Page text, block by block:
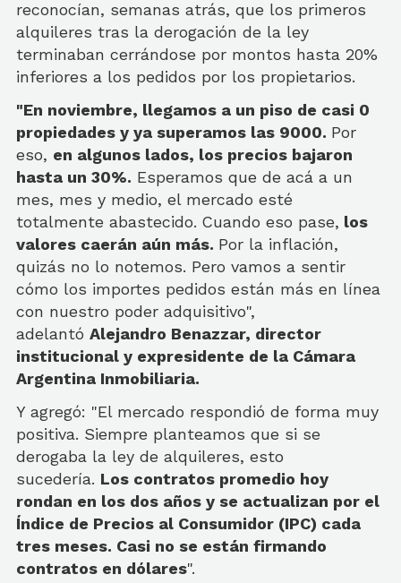
reconocían, semanas atrás, que los primeros
alquileres tras la derogación de la ley
terminaban cerrándose por montos hasta 20%
inferiores a los pedidos por los propietarios.
"En noviembre, llegamos a un piso de casi 0
propiedades y ya superamos las 9000. Por
eso, en algunos lados, los precios bajaron
hasta un 30%. Esperamos que de acá a un
mes, mes y medio, el mercado esté
totalmente abastecido. Cuando eso pase, los
valores caerán aún más. Por la inflación,
quizás no lo notemos. Pero vamos a sentir
cómo los importes pedidos están más en línea
con nuestro poder adquisitivo",
adelantó Alejandro Benazzar, director
institucional y expresidente de la Cámara
Argentina Inmobiliaria.
Y agregó: "El mercado respondió de forma muy
positiva. Siempre planteamos que si se
derogaba la ley de alquileres, esto
sucedería. Los contratos promedio hoy
rondan en los dos años y se actualizan por el
Índice de Precios al Consumidor (IPC) cada
tres meses. Casi no se están firmando
contratos en dólares".